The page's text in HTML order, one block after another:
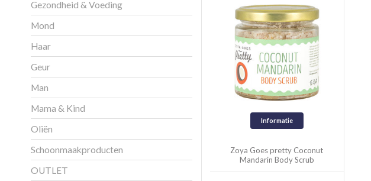
Gezondheid & Voeding
Mond
Haar
Geur
Man
Mama & Kind
Oliën
Schoonmaakproducten
OUTLET
Informatie
Zoya Goes pretty Coconut
Mandarin Body Scrub